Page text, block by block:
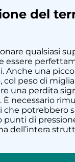
del
qualsiasi
essere
Anche una
peso di
una perdita
necessario
che potrebbero
punti di
dell’intera